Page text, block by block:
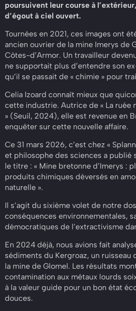
poursuivent leur course à
d’égout à ciel ouvert.
Tournées en 2021, ces images ont
ancien ouvrier de la mine Imerys de
Côtes-d’Armor. Un travailleur
ne supportait plus d’entendre son
qu’il se passait de « chimie » pour
Celia Izoard connaît mieux que
cette industrie. Autrice de « La ruée
» (Seuil, 2024), elle est revenue en
enquêter sur cette nouvelle affaire.
Ce 31 mars 2026, c’est chez «
et philosophe des sciences a publié
le titre : « Mine bretonne d’Imerys :
produits chimiques déversés en
naturelle ».
Il s’agit du sixième volet de notre
conséquences environnementales,
démocratiques de l’extractivisme
En 2024 déjà, nous avions fait
sédiments du Kergroaz, un ruisseau
la mine de Glomel. Les résultats
contamination aux métaux lourds
à la valeur guide pour un bon état
douces.